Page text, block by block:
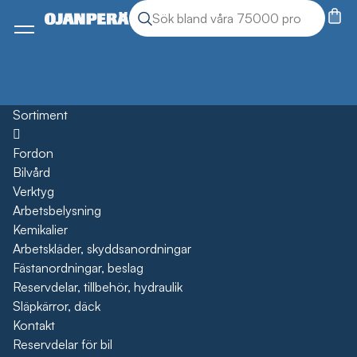
Sök produkter
Sök
Meny
Sortiment
Öppna
Fordon
Bilvård
Verktyg
Arbetsbelysning
Kemikalier
Arbetskläder, skyddsanordningar
Fästanordningar, beslag
Reservdelar, tillbehör, hydraulik
Släpkärror, däck
Kontakt
Reservdelar för bil